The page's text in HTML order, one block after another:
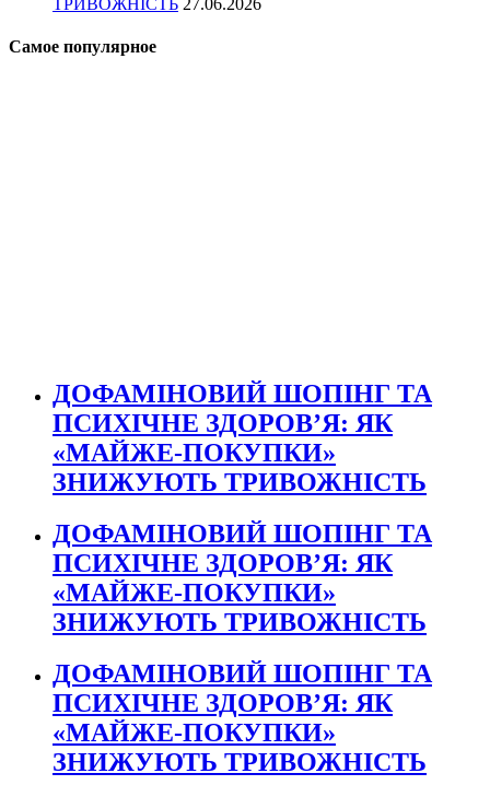
ТРИВОЖНІСТЬ 27.06.2026
Самое популярное
ДОФАМІНОВИЙ ШОПІНГ ТА
ПСИХІЧНЕ ЗДОРОВ’Я: ЯК
«МАЙЖЕ-ПОКУПКИ»
ЗНИЖУЮТЬ ТРИВОЖНІСТЬ
ДОФАМІНОВИЙ ШОПІНГ ТА
ПСИХІЧНЕ ЗДОРОВ’Я: ЯК
«МАЙЖЕ-ПОКУПКИ»
ЗНИЖУЮТЬ ТРИВОЖНІСТЬ
ДОФАМІНОВИЙ ШОПІНГ ТА
ПСИХІЧНЕ ЗДОРОВ’Я: ЯК
«МАЙЖЕ-ПОКУПКИ»
ЗНИЖУЮТЬ ТРИВОЖНІСТЬ